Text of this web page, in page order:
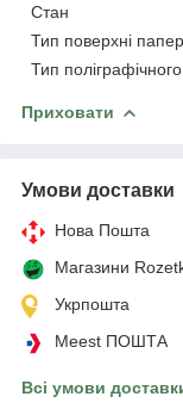
Стан
Тип поверхні
Тип
Приховати
Умови доставки
Нова Пошта
Магазини
Укрпошта
Meest ПОШТА
Всі умови